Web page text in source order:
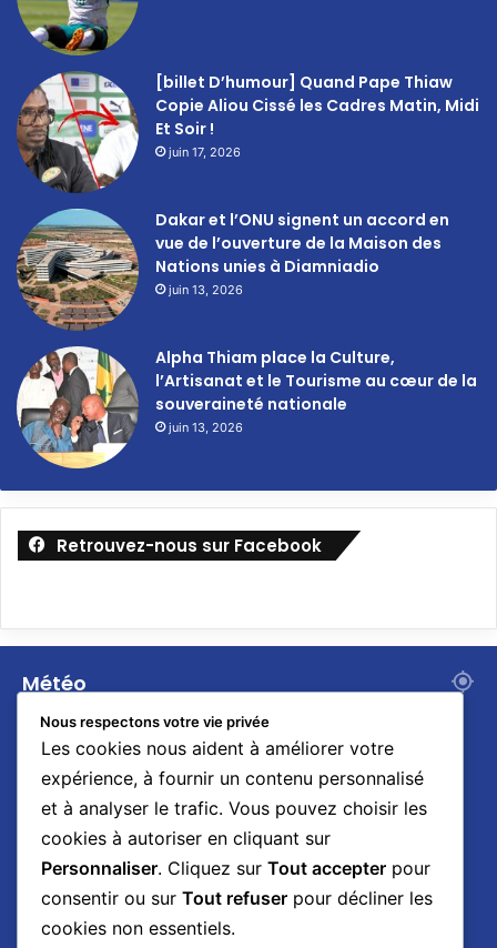
[billet D’humour] Quand Pape Thiaw
Copie Aliou Cissé les Cadres Matin, Midi
Et Soir !
juin 17, 2026
Dakar et l’ONU signent un accord en
vue de l’ouverture de la Maison des
Nations unies à Diamniadio
juin 13, 2026
Alpha Thiam place la Culture,
l’Artisanat et le Tourisme au cœur de la
souveraineté nationale
juin 13, 2026
Retrouvez-nous sur Facebook
Météo
Dakar
Nuages Dispersés
30
30º - 29º
83%
Nous respectons votre vie privée
Les cookies nous aident à améliorer votre
expérience, à fournir un contenu personnalisé
et à analyser le trafic. Vous pouvez choisir les
cookies à autoriser en cliquant sur
Personnaliser. Cliquez sur Tout accepter pour
consentir ou sur Tout refuser pour décliner les
cookies non essentiels.